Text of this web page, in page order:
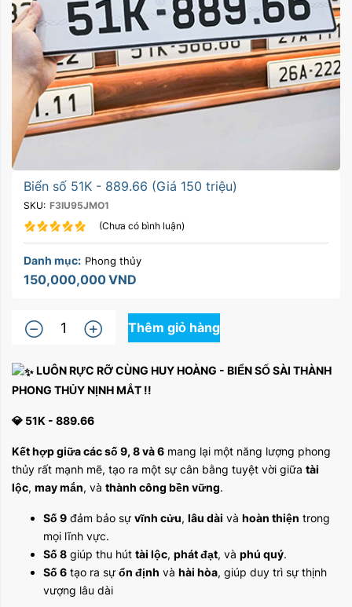
Biển số 51K - 889.66 (Giá 150 triệu)
SKU: F3IU95JMO1
(Chưa có bình luận)
Danh mục: Phong thủy
150,000,000VND
Thêm giỏ hàng
LUÔN RỰC RỠ CÙNG HUY HOÀNG - BIỂN SỐ SÀI THÀNH
PHONG THỦY NỊNH MẮT !!
💎 51K - 889.66
Kết hợp giữa các số 9, 8 và 6 mang lại một năng lượng phong
thủy rất mạnh mẽ, tạo ra một sự cân bằng tuyệt vời giữa tài
lộc, may mắn, và thành công bền vững.
Số 9 đảm bảo sự vĩnh cửu, lâu dài và hoàn thiện trong
mọi lĩnh vực.
Số 8 giúp thu hút tài lộc, phát đạt, và phú quý.
Số 6 tạo ra sự ổn định và hài hòa, giúp duy trì sự thịnh
vượng lâu dài